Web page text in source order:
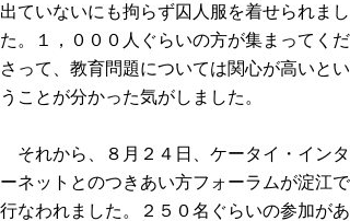
出ていないにも拘らず囚人服を着せられまし
た。１，０００人ぐらいの方が集まってくだ
さって、教育問題については関心が高いとい
うことが分かった気がしました。
それから、８月２４日、ケータイ・インタ
ーネットとのつきあい方フォーラムが淀江で
行なわれました。２５０名ぐらいの参加があ